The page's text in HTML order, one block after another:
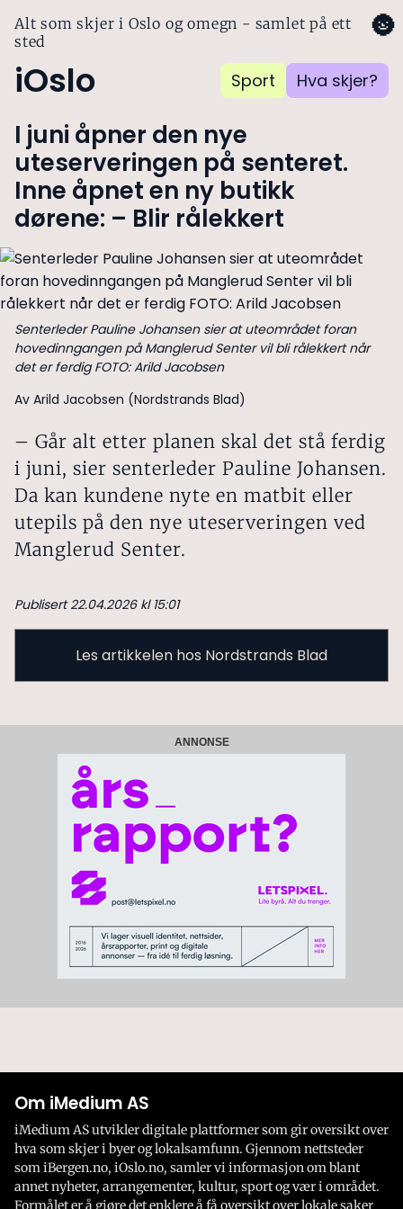
Alt som skjer i Oslo og omegn - samlet på ett
sted
iOslo Sport Hva skjer?
🌚
I juni åpner den nye
uteserveringen på senteret.
Inne åpnet en ny butikk
dørene: – Blir rålekkert
Senterleder Pauline Johansen sier at uteområdet foran
hovedinngangen på Manglerud Senter vil bli rålekkert når
det er ferdig FOTO: Arild Jacobsen
Av Arild Jacobsen (Nordstrands Blad)
– Går alt etter planen skal det stå ferdig
i juni, sier senterleder Pauline Johansen.
Da kan kundene nyte en matbit eller
utepils på den nye uteserveringen ved
Manglerud Senter.
Publisert 22.04.2026 kl 15:01
Les artikkelen hos Nordstrands Blad
ANNONSE
Om iMedium AS
iMedium AS utvikler digitale plattformer som gir oversikt over
hva som skjer i byer og lokalsamfunn. Gjennom nettsteder
som iBergen.no, iOslo.no, samler vi informasjon om blant
annet nyheter, arrangementer, kultur, sport og vær i området.
Formålet er å gjøre det enklere å få oversikt over lokale saker